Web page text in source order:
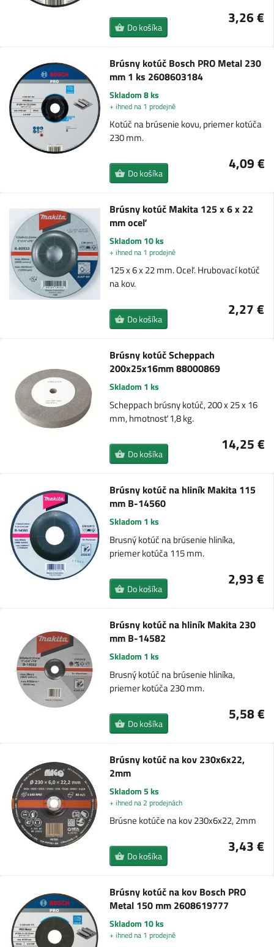
3,26 €
Do košíka
Brúsny kotúč Bosch PRO Metal 230
mm 1 ks 2608603184
Skladom 8 ks
+ ihned na 1 prodejně
Kotúč na brúsenie kovu, priemer kotúča
230 mm.
4,09 €
Do košíka
Brúsny kotúč Makita 125 x 6 x 22
mm oceľ
Skladom 10 ks
+ ihned na 1 prodejně
125 x 6 x 22 mm. Oceľ. Hrubovací kotúč
na kov.
2,27 €
Do košíka
Brúsny kotúč Scheppach
200x25x16mm 88000869
Skladom 1 ks
Scheppach brúsny kotúč, 200 x 25 x 16
mm, hmotnosť 1,8 kg.
14,25 €
Do košíka
Brúsny kotúč na hliník Makita 115
mm B-14560
Skladom 1 ks
Brusný kotúč na brúsenie hliníka,
priemer kotúča 115 mm.
2,93 €
Do košíka
Brúsny kotúč na hliník Makita 230
mm B-14582
Skladom 1 ks
Brusný kotúč na brúsenie hliníka,
priemer kotúča 230 mm.
5,58 €
Do košíka
Brúsny kotúč na kov 230x6x22,
2mm
Skladom 5 ks
+ ihned na 2 prodejnách
Brúsne kotúče na kov 230x6x22, 2mm
3,43 €
Do košíka
Brúsny kotúč na kov Bosch PRO
Metal 150 mm 2608619777
Skladom 10 ks
+ ihned na 1 prodejně